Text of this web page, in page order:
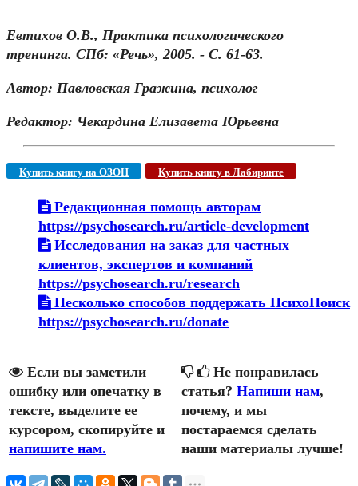
Евтихов О.В., Практика психологического
тренинга. СПб: «Речь», 2005. - С. 61-63.
Автор: Павловская Гражина, психолог
Редактор: Чекардина Елизавета Юрьевна
Купить книгу на ОЗОН Купить книгу в Лабиринте
Редакционная помощь авторам
https://psychosearch.ru/article-development
Исследования на заказ для частных
клиентов, экспертов и компаний
https://psychosearch.ru/research
Несколько способов поддержать ПсихоПоиск
https://psychosearch.ru/donate
Если вы заметили
ошибку или опечатку в
тексте, выделите ее
курсором, скопируйте и
напишите нам.
Не понравилась
статья? Напиши нам,
почему, и мы
постараемся сделать
наши материалы лучше!